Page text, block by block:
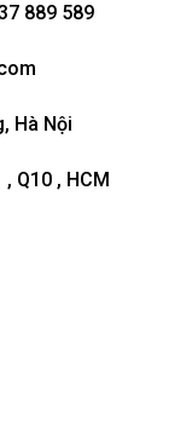
889 589
Hà Nội
Q10 , HCM